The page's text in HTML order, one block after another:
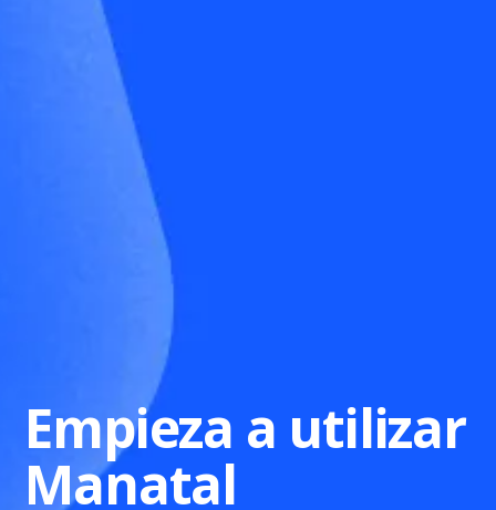
Empieza a utilizar
Manatal